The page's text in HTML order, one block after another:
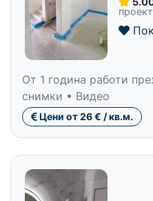
От 1 година работи
снимки • Видео
Цени от 26 € / кв.м.